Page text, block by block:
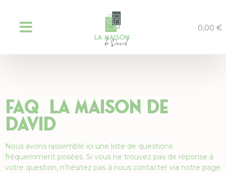
0,00€
FAQ La Maison de
David
Nous avons rassemblé ici une liste de questions
fréquemment posées. Si vous ne trouvez pas de réponse à
votre question, n’hésitez pas à nous contacter via notre page